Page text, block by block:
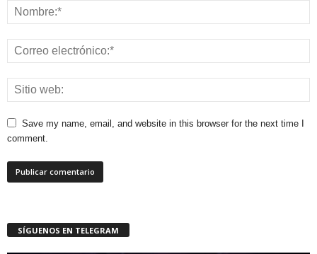
Save my name, email, and website in this browser for the next time I
comment.
SÍGUENOS EN TELEGRAM